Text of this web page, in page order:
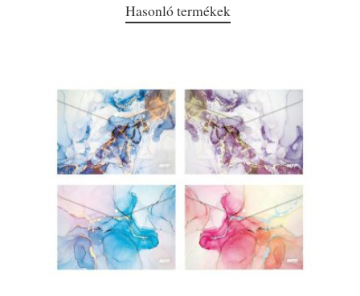
Hasonló termékek